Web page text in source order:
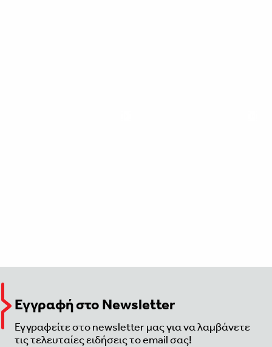
Εγγραφή στο Newsletter
Εγγραφείτε στο newsletter μας για να λαμβάνετε
τις τελευταίες ειδήσεις το email σας!